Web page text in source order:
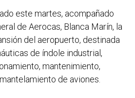
este martes, acompañado
de Aerocas, Blanca Marín, la
del aeropuerto, destinada
de índole industrial,
mantenimiento,
de aviones.